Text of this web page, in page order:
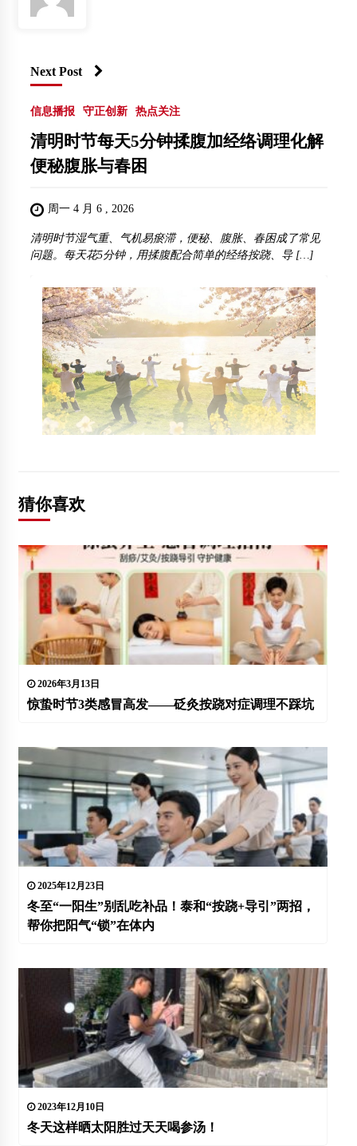
Next Post
信息播报 守正创新 热点关注
清明时节每天5分钟揉腹加经络调理化解
便秘腹胀与春困
周一 4 月 6 , 2026
清明时节湿气重、气机易瘀滞，便秘、腹胀、春困成了常见
问题。每天花5分钟，用揉腹配合简单的经络按跷、导 […]
猜你喜欢
2026年3月13日
惊蛰时节3类感冒高发——砭灸按跷对症调理不踩坑
2025年12月23日
冬至“一阳生”别乱吃补品！泰和“按跷+导引”两招，
帮你把阳气“锁”在体内
2023年12月10日
冬天这样晒太阳胜过天天喝参汤！